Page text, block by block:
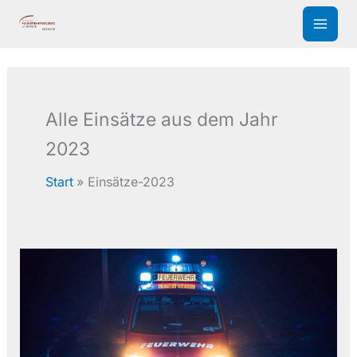
Inhalt
Alle Einsätze aus dem Jahr
2023
Start Einsätze-2023